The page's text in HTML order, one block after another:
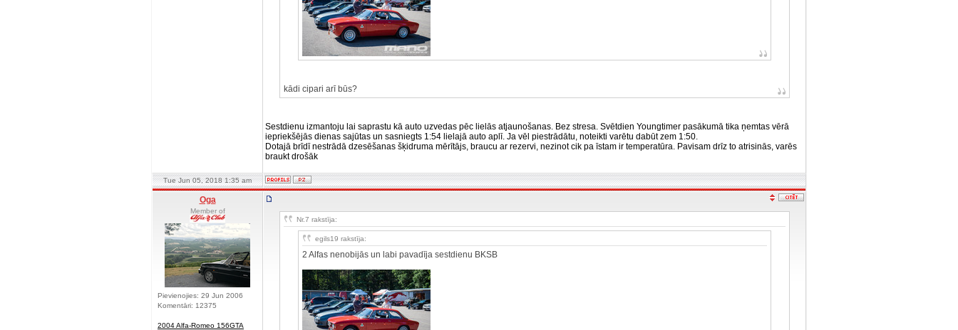
kādi cipari arī būs?
Sestdienu izmantoju lai saprastu kā auto uzvedas pēc lielās atjaunošanas. Bez stresa. Svētdien Youngtimer pasākumā tika ņemtas vērā
iepriekšējās dienas sajūtas un sasniegts 1:54 lielajā auto aplī. Ja vēl piestrādātu, noteikti varētu dabūt zem 1:50.
Dotajā brīdī nestrādā dzesēšanas šķidruma mērītājs, braucu ar rezervi, nezinot cik pa īstam ir temperatūra. Pavisam drīz to atrisinās, varēs
braukt drošāk
Tue Jun 05, 2018 1:35 am
Oga
Member of
Pievienojies: 29 Jun 2006
Komentāri: 12375
2004 Alfa-Romeo 156GTA
Nr.7 rakstīja:
egils19 rakstīja:
2 Alfas nenobijās un labi pavadīja sestdienu BKSB